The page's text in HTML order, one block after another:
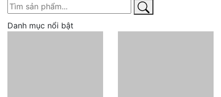
Danh mục nổi bật